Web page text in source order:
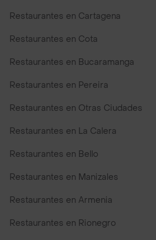
Restaurantes en Cartagena
Restaurantes en Cota
Restaurantes en Bucaramanga
Restaurantes en Pereira
Restaurantes en Otras Ciudades
Restaurantes en La Calera
Restaurantes en Bello
Restaurantes en Manizales
Restaurantes en Armenia
Restaurantes en Rionegro